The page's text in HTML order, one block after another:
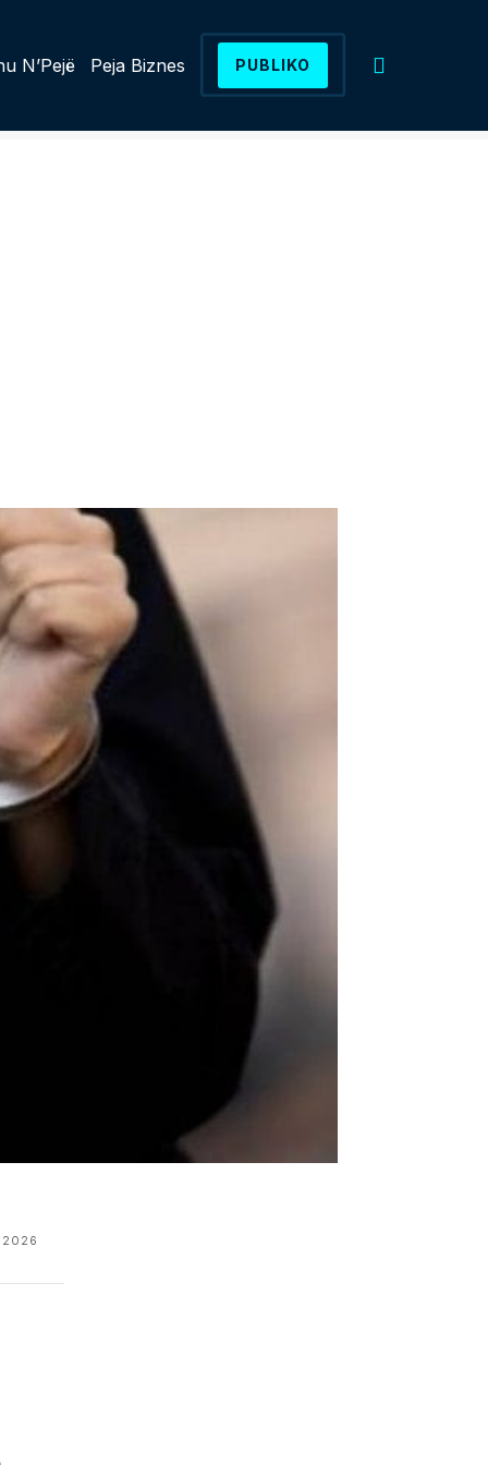
N’Pejë Peja Biznes PUBLIKO
2026